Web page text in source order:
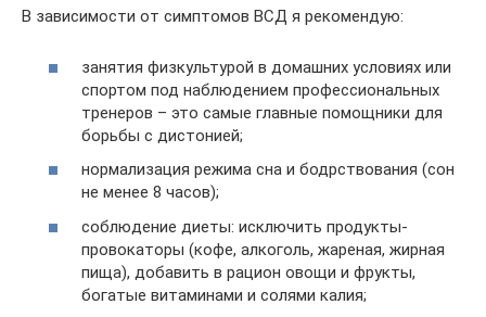
В зависимости от симптомов ВСД я рекомендую:
занятия физкультурой в домашних условиях или
спортом под наблюдением профессиональных
тренеров – это самые главные помощники для
борьбы с дистонией;
нормализация режима сна и бодрствования (сон
не менее 8 часов);
соблюдение диеты: исключить продукты-
провокаторы (кофе, алкоголь, жареная, жирная
пища), добавить в рацион овощи и фрукты,
богатые витаминами и солями калия;